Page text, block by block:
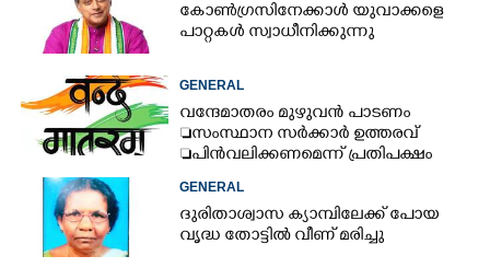
കോൺഗ്രസിനേക്കാൾ യുവാക്കളെ
പാറ്റകൾ സ്വാധീനിക്കുന്നു
GENERAL
വന്ദേമാതരം മുഴുവൻ പാടണം
സംസ്ഥാന സർക്കാർ ഉത്തരവ്
പിൻവലിക്കണമെന്ന് പ്രതിപക്ഷം
GENERAL
ദുരിതാശ്വാസ ക്യാമ്പിലേക്ക് പോയ
വൃദ്ധ തോട്ടിൽ വീണ് മരിച്ചു